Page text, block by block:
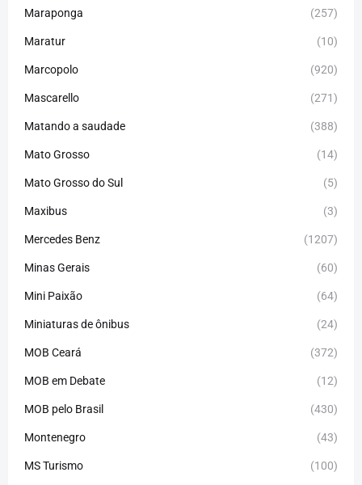
Maraponga (257)
Maratur (10)
Marcopolo (920)
Mascarello (271)
Matando a saudade (388)
Mato Grosso (14)
Mato Grosso do Sul (5)
Maxibus (3)
Mercedes Benz (1207)
Minas Gerais (60)
Mini Paixão (64)
Miniaturas de ônibus (24)
MOB Ceará (372)
MOB em Debate (12)
MOB pelo Brasil (430)
Montenegro (43)
MS Turismo (100)